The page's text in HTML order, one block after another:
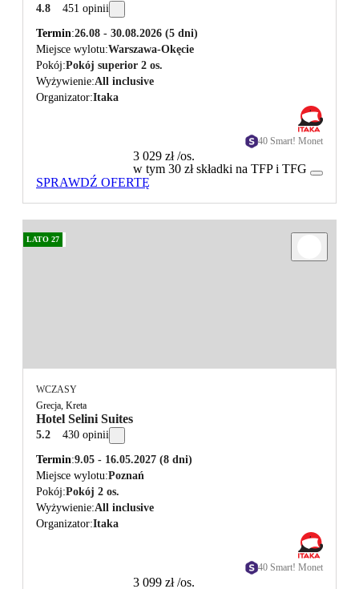
4.8 451 opinii
Termin 26.08 - 30.08.2026 (5 dni)
Miejsce wylotu Warszawa-Okęcie
Pokój Pokój superior 2 os.
Wyżywienie All inclusive
Organizator Itaka
40 Smart! Monet
3 029 zł/os.
w tym 30 zł składki na TFP i TFG
SPRAWDŹ OFERTĘ
LATO 27
WCZASY
Grecja, Kreta
Hotel Selini Suites
5.2 430 opinii
Termin 9.05 - 16.05.2027 (8 dni)
Miejsce wylotu Poznań
Pokój Pokój 2 os.
Wyżywienie All inclusive
Organizator Itaka
40 Smart! Monet
3 099 zł/os.